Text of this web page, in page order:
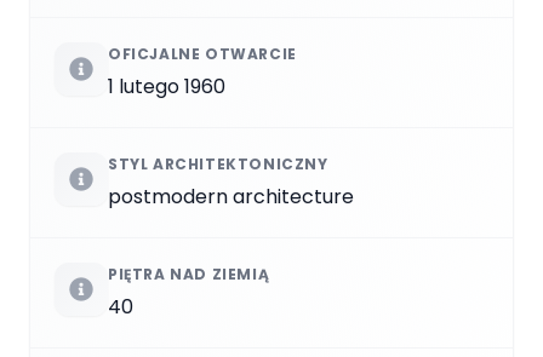
OFICJALNE OTWARCIE
1 lutego 1960
STYL ARCHITEKTONICZNY
postmodern architecture
PIĘTRA NAD ZIEMIĄ
40